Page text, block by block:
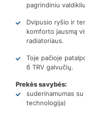
pagrindiniu
Dvipusio ryšio ir
komforto jausmą
radiatoriaus.
Toje pačioje
6 TRV galvučių.
Prekės savybės:
suderinamumas
technologija)